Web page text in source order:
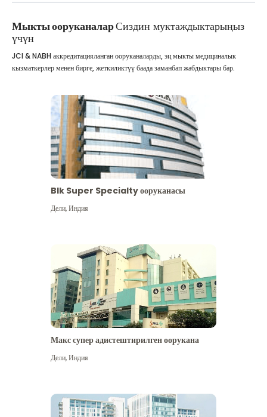
Мыкты ооруканаларСиздин муктаждыктарыңыз
үчүн
JCI & NABH аккредитацияланган ооруканаларды, эң мыкты медициналык
кызматкерлер менен бирге, жеткиликтүү баада заманбап жабдыктары бар.
Blk Super Specialty ооруканасы
Дели,Индия
Макс супер адистештирилген оорукана
Дели,Индия